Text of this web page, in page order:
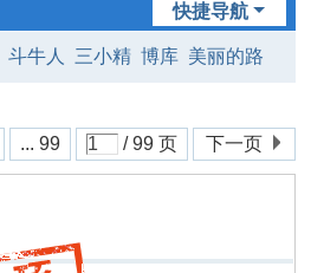
快捷导航
斗牛人 三小精 博库 美丽的路
... 99 / 99 页 下一页